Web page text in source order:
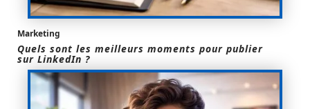
Marketing
Quels sont les meilleurs moments pour publier
sur LinkedIn ?